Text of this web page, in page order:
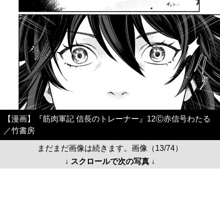
【漫画】『筋肉軍記 信長のトレーナー』12Ⓒ赤信号わたる
／竹書房
まだまだ画像は続きます。画像（13/74）
↓ スクロールで次の写真 ↓